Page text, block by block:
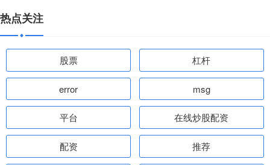
热点关注
股票 杠杆
error msg
平台 在线炒股配资
配资 推荐